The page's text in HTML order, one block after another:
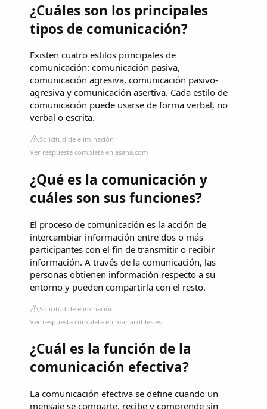
¿Cuáles son los principales
tipos de comunicación?
Existen cuatro estilos principales de
comunicación: comunicación pasiva,
comunicación agresiva, comunicación pasivo-
agresiva y comunicación asertiva. Cada estilo de
comunicación puede usarse de forma verbal, no
verbal o escrita.
Solicitud de eliminación
Ver respuesta completa en asana.com
¿Qué es la comunicación y
cuáles son sus funciones?
El proceso de comunicación es la acción de
intercambiar información entre dos o más
participantes con el fin de transmitir o recibir
información. A través de la comunicación, las
personas obtienen información respecto a su
entorno y pueden compartirla con el resto.
Solicitud de eliminación
Ver respuesta completa en mariarobles.es
¿Cuál es la función de la
comunicación efectiva?
La comunicación efectiva se define cuando un
mensaje se comparte, recibe y comprende sin